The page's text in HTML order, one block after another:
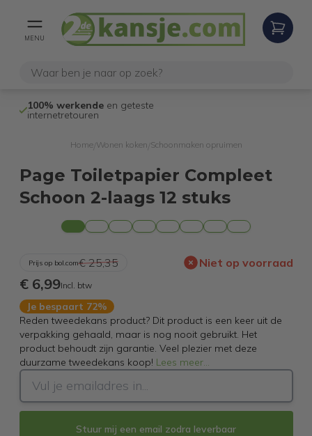
MENU
100% werkende en geteste
internetretouren
Home/ Wonen koken Schoonmaken opruimen
Page Toiletpapier Compleet
Schoon 2-laags 12 stuks
Prijs op bol.com€ 25,35 Niet op voorraad
€ 6,99Incl. btw
Je bespaart 72%
Reden tweedekans product? Dit product is een keer uit de
verpakking gehaald, maar is nog nooit gebruikt. Het
product behoudt zijn garantie. Veel plezier met deze
duurzame tweedekans koop! Lees meer...
Stuur mij een email zodra leverbaar